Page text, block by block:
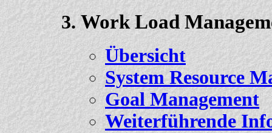
Work Load
Übersicht
System Resource
Goal Management
Weiterführende